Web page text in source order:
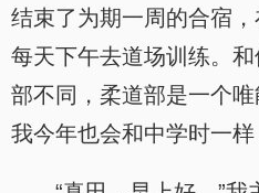
结束了为期一周的合宿
每天下午去道场训练。
部不同，柔道部是一个
我今年也会和中学时一样